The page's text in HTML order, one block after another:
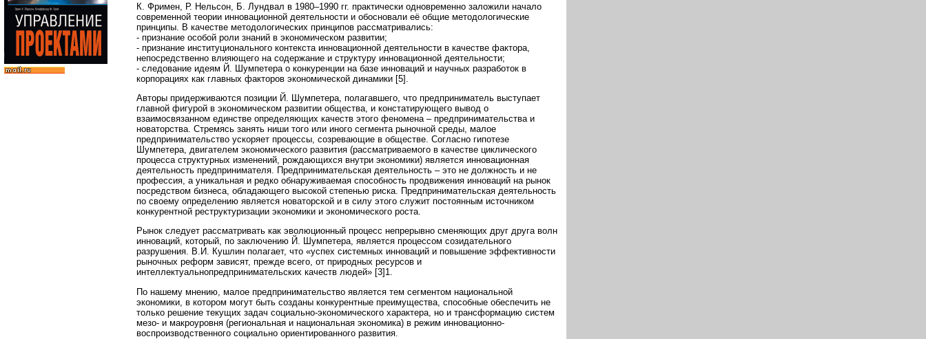
К. Фримен, Р. Нельсон, Б. Лундвал в 1980–1990 гг. практически одновременно заложили начало
современной теории инновационной деятельности и обосновали её общие методологические
принципы. В качестве методологических принципов рассматривались:
- признание особой роли знаний в экономическом развитии;
- признание институционального контекста инновационной деятельности в качестве фактора,
непосредственно влияющего на содержание и структуру инновационной деятельности;
- следование идеям Й. Шумпетера о конкуренции на базе инноваций и научных разработок в
корпорациях как главных факторов экономической динамики [5].
Авторы придерживаются позиции Й. Шумпетера, полагавшего, что предприниматель выступает
главной фигурой в экономическом развитии общества, и констатирующего вывод о
взаимосвязанном единстве определяющих качеств этого феномена – предпринимательства и
новаторства. Стремясь занять ниши того или иного сегмента рыночной среды, малое
предпринимательство ускоряет процессы, созревающие в обществе. Согласно гипотезе
Шумпетера, двигателем экономического развития (рассматриваемого в качестве циклического
процесса структурных изменений, рождающихся внутри экономики) является инновационная
деятельность предпринимателя. Предпринимательская деятельность – это не должность и не
профессия, а уникальная и редко обнаруживаемая способность продвижения инноваций на рынок
посредством бизнеса, обладающего высокой степенью риска. Предпринимательская деятельность
по своему определению является новаторской и в силу этого служит постоянным источником
конкурентной реструктуризации экономики и экономического роста.
Рынок следует рассматривать как эволюционный процесс непрерывно сменяющих друг друга волн
инноваций, который, по заключению Й. Шумпетера, является процессом созидательного
разрушения. В.И. Кушлин полагает, что «успех системных инноваций и повышение эффективности
рыночных реформ зависят, прежде всего, от природных ресурсов и
интеллектуальнопредпринимательских качеств людей» [3]1.
По нашему мнению, малое предпринимательство является тем сегментом национальной
экономики, в котором могут быть созданы конкурентные преимущества, способные обеспечить не
только решение текущих задач социально-экономического характера, но и трансформацию систем
мезо- и макроуровня (региональная и национальная экономика) в режим инновационно-
воспроизводственного социально ориентированного развития.